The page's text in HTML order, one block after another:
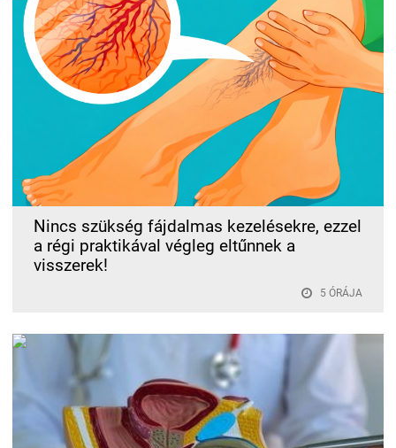
Nincs szükség fájdalmas kezelésekre, ezzel
a régi praktikával végleg eltűnnek a
visszerek!
5 ÓRÁJA